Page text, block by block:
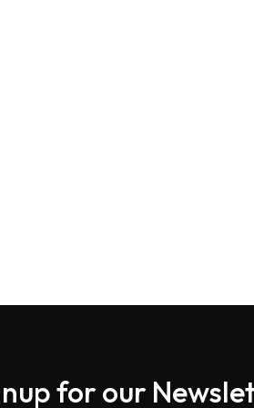
for our